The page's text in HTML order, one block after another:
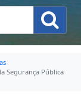
Segurança Pública